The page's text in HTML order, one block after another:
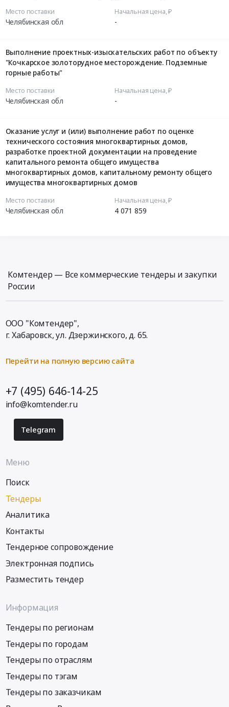
Место поставки
Челябинская обл
Начальная цена, ₽
-
Выполнение проектных-изыскательских работ по объекту
"Кочкарское золоторудное месторождение. Подземные
горные работы"
Место поставки
Челябинская обл
Начальная цена, ₽
-
Оказание услуг и (или) выполнение работ по оценке
технического состояния многоквартирных домов,
разработке проектной документации на проведение
капитального ремонта общего имущества
многоквартирных домов, капитальному ремонту общего
имущества многоквартирных домов
Место поставки
Челябинская обл
Начальная цена, ₽
4 071 859
Комтендер — Все коммерческие тендеры и закупки
России
ООО "Комтендер",
г. Хабаровск,ул. Дзержинского, д. 65.
Перейти на полную версию сайта
+7 (495) 646-14-25
info@komtender.ru
Telegram
Меню
Поиск
Тендеры
Аналитика
Контакты
Тендерное сопровождение
Электронная подпись
Разместить тендер
Информация
Тендеры по регионам
Тендеры по городам
Тендеры по отраслям
Тендеры по тэгам
Тендеры по заказчикам